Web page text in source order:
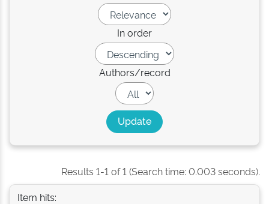
In order
Authors/record
Results 1-1 of 1 (Search time: 0.003 seconds).
Item hits: